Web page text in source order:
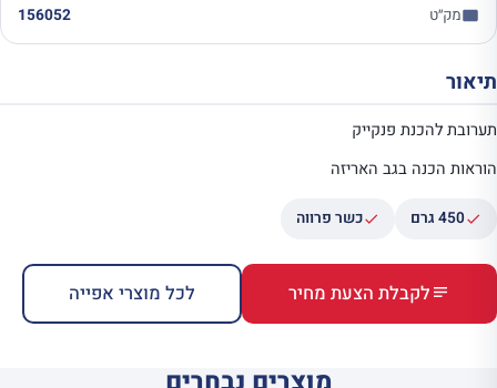
מק״ט 156052
תיאור
תערובת להכנת פנקייק
הוראות הכנה בגב האריזה
450 גרם כשר פרווה
לקבלת הצעת מחיר לכל מוצרי אפייה